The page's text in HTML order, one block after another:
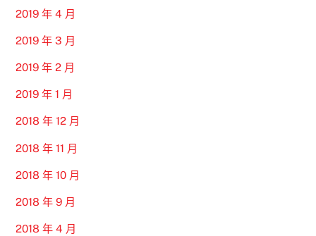
2019 年 4 月
2019 年 3 月
2019 年 2 月
2019 年 1 月
2018 年 12 月
2018 年 11 月
2018 年 10 月
2018 年 9 月
2018 年 4 月